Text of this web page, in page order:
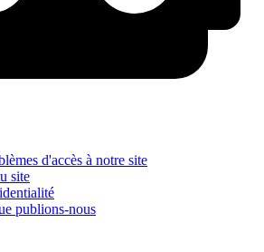
d'accès à notre site
site
publions-nous